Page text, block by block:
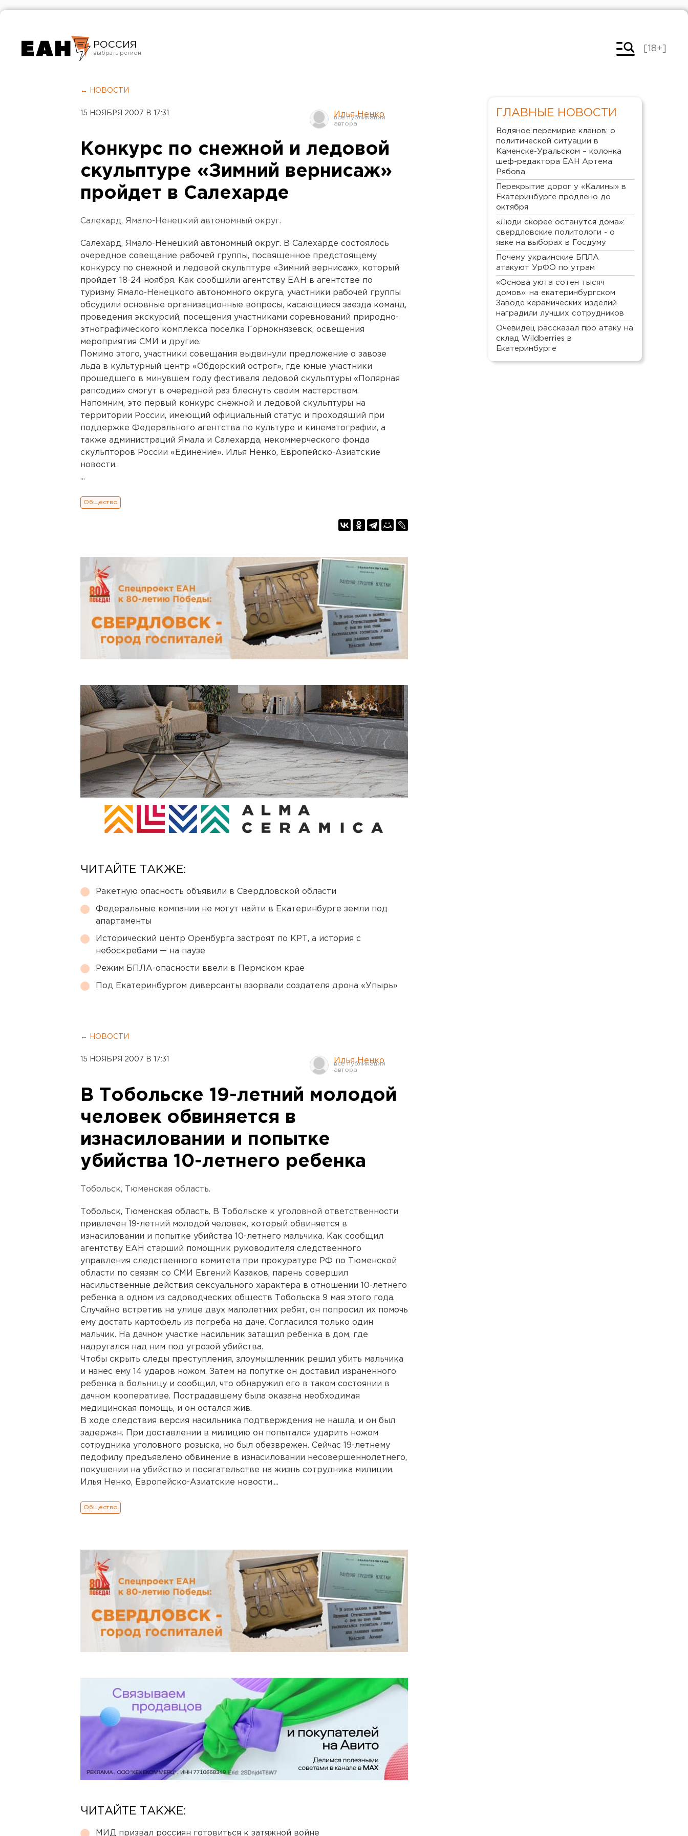
РОССИЯ
Челябинск
[18+]
← НОВОСТИ
15 НОЯБРЯ 2007 В 17:31 Илья Ненко
Конкурс по снежной и ледовой
скульптуре «Зимний вернисаж»
пройдет в Салехарде
Салехард, Ямало-Ненецкий автономный округ.
Салехард, Ямало-Ненецкий автономный округ. В Салехарде состоялось
очередное совещание рабочей группы, посвященное предстоящему
конкурсу по снежной и ледовой скульптуре «Зимний вернисаж», который
пройдет 18-24 ноября. Как сообщили агентству ЕАН в агентстве по
туризму Ямало-Ненецкого автономного округа, участники рабочей группы
обсудили основные организационные вопросы, касающиеся заезда команд,
проведения экскурсий, посещения участниками соревнований природно-
этнографического комплекса поселка Горнокнязевск, освещения
мероприятия СМИ и другие.
Помимо этого, участники совещания выдвинули предложение о завозе
льда в культурный центр «Обдорский острог», где юные участники
прошедшего в минувшем году фестиваля ледовой скульптуры «Полярная
рапсодия» смогут в очередной раз блеснуть своим мастерством.
Напомним, это первый конкурс снежной и ледовой скульптуры на
территории России, имеющий официальный статус и проходящий при
поддержке Федерального агентства по культуре и кинематографии, а
также администраций Ямала и Салехарда, некоммерческого фонда
скульпторов России «Единение». Илья Ненко, Европейско-Азиатские
новости.
...
Общество
ЧИТАЙТЕ ТАКЖЕ:
Ракетную опасность объявили в Свердловской области
Федеральные компании не могут найти в Екатеринбурге земли под
апартаменты
Исторический центр Оренбурга застроят по КРТ, а история с
небоскребами — на паузе
Режим БПЛА-опасности ввели в Пермском крае
Под Екатеринбургом диверсанты взорвали создателя дрона «Упырь»
← НОВОСТИ
15 НОЯБРЯ 2007 В 17:31 Илья Ненко
В Тобольске 19-летний молодой
человек обвиняется в
изнасиловании и попытке
убийства 10-летнего ребенка
Тобольск, Тюменская область.
Тобольск, Тюменская область. В Тобольске к уголовной ответственности
привлечен 19-летний молодой человек, который обвиняется в
изнасиловании и попытке убийства 10-летнего мальчика. Как сообщил
агентству ЕАН старший помощник руководителя следственного
управления следственного комитета при прокуратуре РФ по Тюменской
области по связям со СМИ Евгений Казаков, парень совершил
насильственные действия сексуального характера в отношении 10-летнего
ребенка в одном из садоводческих обществ Тобольска 9 мая этого года.
Случайно встретив на улице двух малолетних ребят, он попросил их помочь
ему достать картофель из погреба на даче. Согласился только один
мальчик. На дачном участке насильник затащил ребенка в дом, где
надругался над ним под угрозой убийства.
Чтобы скрыть следы преступления, злоумышленник решил убить мальчика
и нанес ему 14 ударов ножом. Затем на попутке он доставил израненного
ребенка в больницу и сообщил, что обнаружил его в таком состоянии в
дачном кооперативе. Пострадавшему была оказана необходимая
медицинская помощь, и он остался жив.
В ходе следствия версия насильника подтверждения не нашла, и он был
задержан. При доставлении в милицию он попытался ударить ножом
сотрудника уголовного розыска, но был обезврежен. Сейчас 19-летнему
педофилу предъявлено обвинение в изнасиловании несовершеннолетнего,
покушении на убийство и посягательстве на жизнь сотрудника милиции.
Илья Ненко, Европейско-Азиатские новости....
Общество
ЧИТАЙТЕ ТАКЖЕ:
МИД призвал россиян готовиться к затяжной войне
ГЛАВНЫЕ НОВОСТИ
Водяное перемирие кланов: о
политической ситуации в
Каменске-Уральском – колонка
шеф-редактора ЕАН Артема
Рябова
Перекрытие дорог у «Калины» в
Екатеринбурге продлено до
октября
«Люди скорее останутся дома»:
свердловские политологи - о
явке на выборах в Госдуму
Почему украинские БПЛА
атакуют УрФО по утрам
«Основа уюта сотен тысяч
домов»: на екатеринбургском
Заводе керамических изделий
наградили лучших сотрудников
Очевидец рассказал про атаку на
склад Wildberries в
Екатеринбурге